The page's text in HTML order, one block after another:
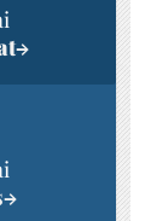
→
→